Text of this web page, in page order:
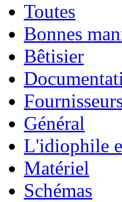
Toutes
Bonnes
Bêtisier
Général
L'idiophile
Matériel
Schémas